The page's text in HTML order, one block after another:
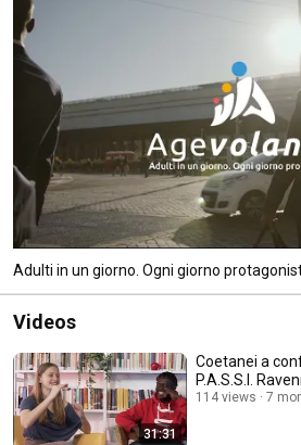
Adulti in un giorno. Ogni giorno
Videos
31:31
Coetanei a
P.A.S.S.I.
114 views 7